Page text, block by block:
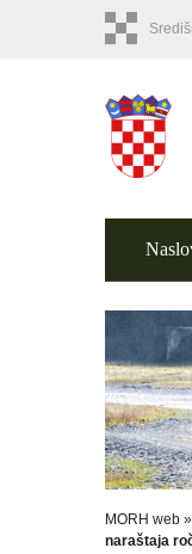
MORH web »
naraštaja